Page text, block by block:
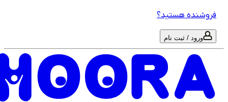
هستید؟
ورود / ثبت نام